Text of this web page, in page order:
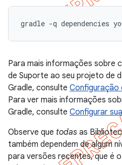
Para mais informações sobre
de Suporte ao seu projeto de
Gradle, consulte Configuração
Para ver mais informações
Gradle, consulte Configurar
Observe que todas as
também dependem de algum
para versões recentes, que é